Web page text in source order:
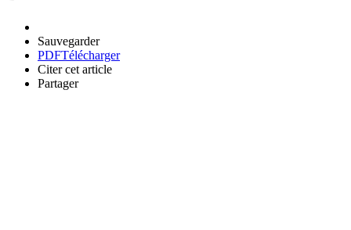
Sauvegarder
PDFTélécharger
Citer cet article
Partager